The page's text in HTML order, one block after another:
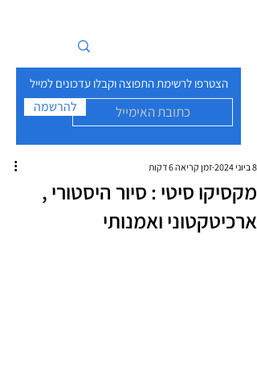
הצטרפו לרשימת התפוצה וקבלו עדכונים למייל
להרשמה
מקסיקו סיטי : סיור היסטורי ,
ארכיטקטוני ואמנותי
8 ביוני 2024 זמן קריאה 6 דקות